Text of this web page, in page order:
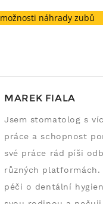
možnosti náhrady zubů
MAREK FIALA
Jsem stomatolog s
práce a schopnost
své práce rád píši
různých platformách.
péči o dentální